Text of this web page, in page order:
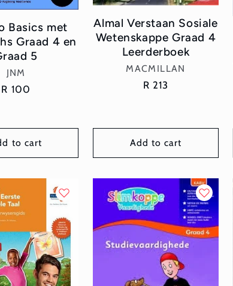
Basics met
Graad 4 en
5
Vendor:
JNM
Regular
R 100
to cart
Almal Verstaan Sosiale
Wetenskappe Graad 4
Leerderboek
Vendor:
MACMILLAN
Regular
R 213
Add to cart